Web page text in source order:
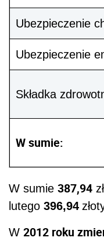
Ubezpieczenie
Ubezpieczenie
Składka
W sumie:
W sumie 387,94
lutego 396,94
W 2012 roku